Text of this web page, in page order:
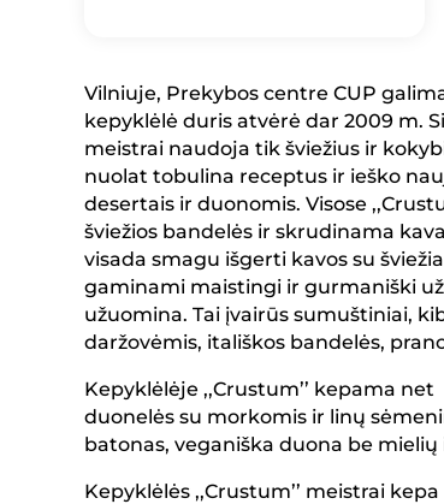
Vilniuje, Prekybos centre CUP galima
kepyklėlė duris atvėrė dar 2009 m.
meistrai naudoja tik šviežius ir
nuolat tobulina receptus ir ieško
desertais ir duonomis. Visose
šviežios bandelės ir skrudinama
visada smagu išgerti kavos su
gaminami maistingi ir gurmaniški
užuomina. Tai įvairūs sumuštiniai,
daržovėmis, itališkos bandelės,
Kepyklėlėje ,,Crustum’’ kepama
duonelės su morkomis ir linų
batonas, veganiška duona be mielių
Kepyklėlės ,,Crustum’’ meistrai